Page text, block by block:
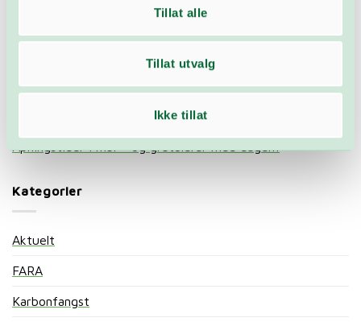
Tillat alle
Tillat utvalg
Ikke tillat
Sommerens åpningstider 2026
Ledige stillinger: Driftsoperatør ved
avfallsforbrenningsanlegget
Åpnet FARA: – En skikkelig drittdag
Åpningstider i mai – og gratulerer med dagen!
Kategorier
Aktuelt
FARA
Karbonfangst